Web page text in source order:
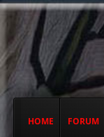
HOME FORUM